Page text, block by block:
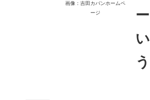
ITエンジニア向け専門サ
画像：吉田カバンホームペ
ージ
う